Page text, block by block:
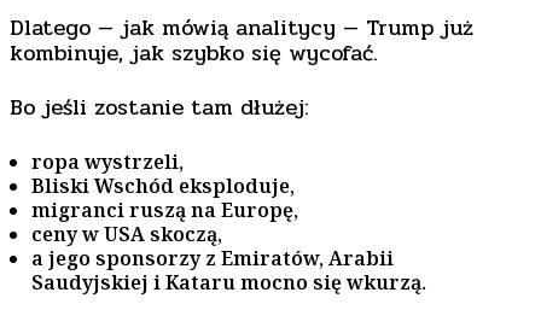
Dlatego — jak mówią analitycy — Trump już
kombinuje, jak szybko się wycofać.
Bo jeśli zostanie tam dłużej:
ropa wystrzeli,
Bliski Wschód eksploduje,
migranci ruszą na Europę,
ceny w USA skoczą,
a jego sponsorzy z Emiratów, Arabii
Saudyjskiej i Kataru mocno się wkurzą.